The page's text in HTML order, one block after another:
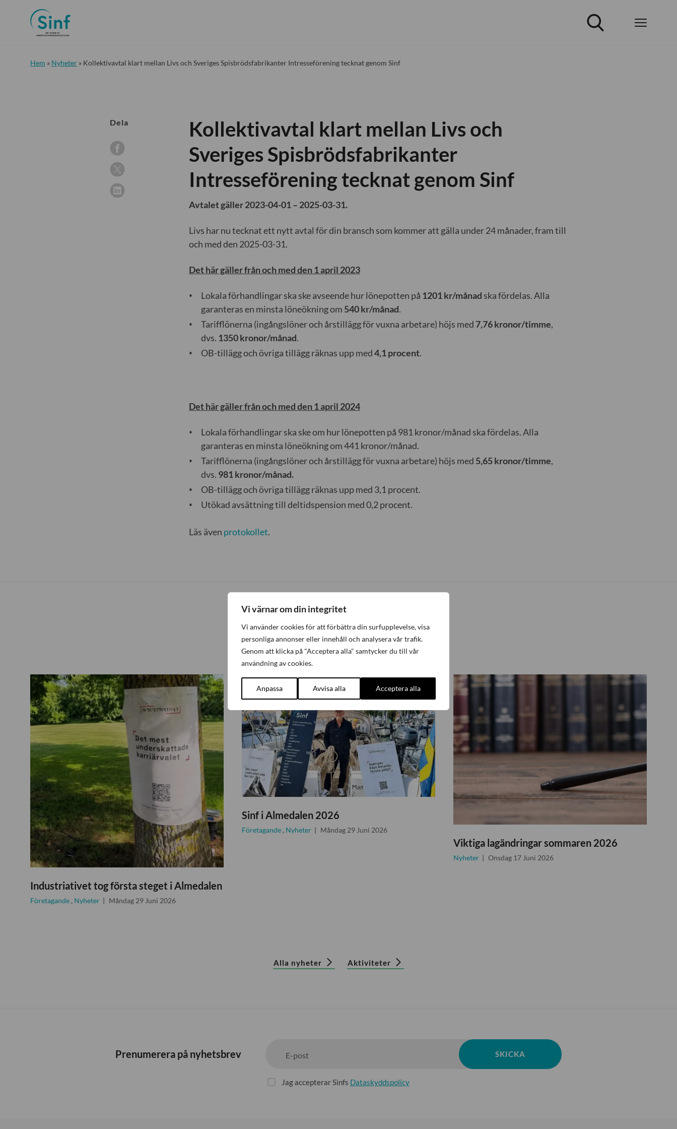
Vi värnar om din integritet
Vi använder cookies för att förbättra din surfupplevelse, visa
personliga annonser eller innehåll och analysera vår trafik.
Genom att klicka på "Acceptera alla" samtycker du till vår
användning av cookies.
Anpassa Avvisa alla Acceptera alla
Hem » Nyheter » Kollektivavtal klart mellan Livs och Sveriges Spisbrödsfabrikanter Intresseförening tecknat genom Sinf
Kollektivavtal klart mellan Livs och
Sveriges Spisbrödsfabrikanter
Intresseförening tecknat genom Sinf
Avtalet gäller 2023-04-01 – 2025-03-31.
Livs har nu tecknat ett nytt avtal för din bransch som kommer att gälla under 24 månader, fram till
och med den 2025-03-31.
Det här gäller från och med den 1 april 2023
Lokala förhandlingar ska ske avseende hur lönepotten på 1201 kr/månad ska fördelas. Alla
garanteras en minsta löneökning om 540 kr/månad.
Tarifflönerna (ingångslöner och årstillägg för vuxna arbetare) höjs med 7,76 kronor/timme,
dvs. 1350 kronor/månad.
OB-tillägg och övriga tillägg räknas upp med4,1 procent.
Det här gäller från och med den 1 april 2024
Lokala förhandlingar ska ske om hur lönepotten på 981 kronor/månad ska fördelas. Alla
garanteras en minsta löneökning om 441 kronor/månad.
Tarifflönerna (ingångslöner och årstillägg för vuxna arbetare) höjs med 5,65 kronor/timme,
dvs. 981 kronor/månad.
OB-tillägg och övriga tillägg räknas upp med 3,1 procent.
Utökad avsättning till deltidspension med 0,2 procent.
Läs även protokollet.
Dela
Senaste nytt
Industriativet tog första steget i Almedalen
Företagande , Nyheter Måndag 29 Juni 2026
Sinf i Almedalen 2026
Företagande , Nyheter Måndag 29 Juni 2026
Viktiga lagändringar sommaren 2026
Nyheter Onsdag 17 Juni 2026
Alla nyheter Aktiviteter
Prenumerera på nyhetsbrev E-post SKICKA
Jag accepterar Sinfs Dataskyddspolicy